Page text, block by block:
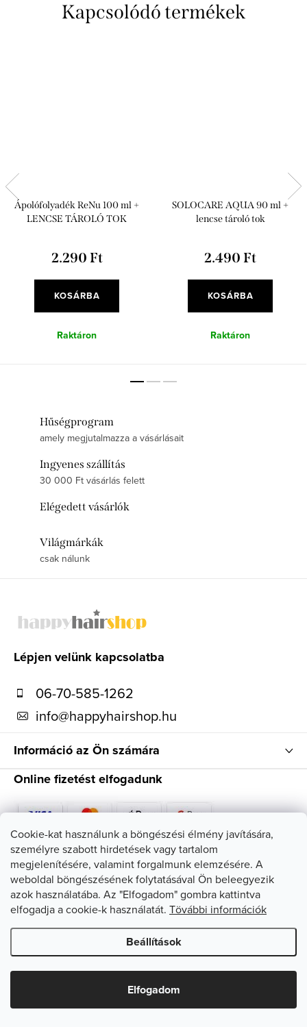
Cookie-kat használunk a böngészési élmény javítására,
személyre szabott hirdetések vagy tartalom
megjelenítésére, valamint forgalmunk elemzésére. A
weboldal böngészésének folytatásával Ön beleegyezik
azok használatába. Az "Elfogadom" gombra kattintva
elfogadja a cookie-k használatát. Tövábbi információk
Beállítások
Elfogadom
Kapcsolódó termékek
Ápolófolyadék ReNu 100 ml +
LENCSE TÁROLÓ TOK
2.290 Ft
KOSÁRBA
Raktáron
SOLOCARE AQUA 90 ml +
lencse tároló tok
2.490 Ft
KOSÁRBA
Raktáron
Hűségprogram
amely megjutalmazza a vásárlásait
Ingyenes szállítás
30 000 Ft vásárlás felett
Elégedett vásárlók
Világmárkák
csak nálunk
Lépjen velünk kapcsolatba
06-70-585-1262
info@happyhairshop.hu
Információ az Ön számára
Online fizetést elfogadunk
Kövessen minket
Shoptet készítette
Copyright 2026HappyHairShop. Minden jog fenntartva.Süti
beállítások szerkesztése